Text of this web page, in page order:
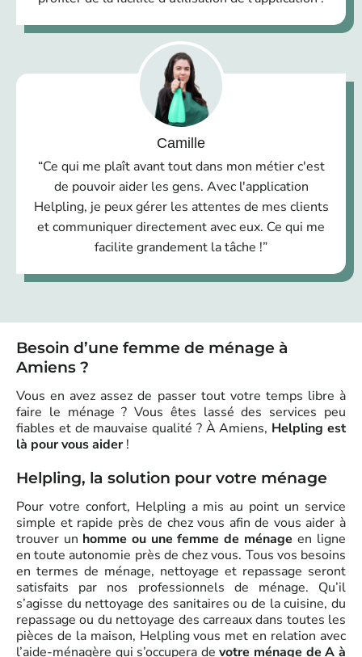
Camille
“Ce qui me plaît avant tout dans mon métier c'est
de pouvoir aider les gens. Avec l'application
Helpling, je peux gérer les attentes de mes clients
et communiquer directement avec eux. Ce qui me
facilite grandement la tâche !”
Besoin d’une femme de ménage à
Amiens ?
Vous en avez assez de passer tout votre temps libre à
faire le ménage ? Vous êtes lassé des services peu
fiables et de mauvaise qualité ? À Amiens, Helpling est
là pour vous aider!
Helpling, la solution pour votre ménage
Pour votre confort, Helpling a mis au point un service
simple et rapide près de chez vous afin de vous aider à
trouver un homme ou une femme de ménage en ligne
en toute autonomie près de chez vous. Tous vos besoins
en termes de ménage, nettoyage et repassage seront
satisfaits par nos professionnels de ménage. Qu’il
s’agisse du nettoyage des sanitaires ou de la cuisine, du
repassage ou du nettoyage des carreaux dans toutes les
pièces de la maison, Helpling vous met en relation avec
l’aide-ménagère qui s’occupera de votre ménage de A à